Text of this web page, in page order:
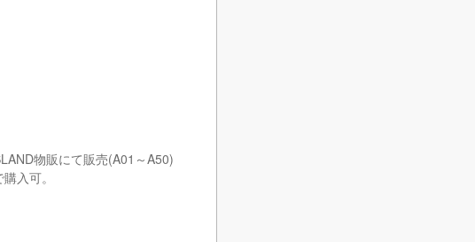
物販にて販売(A01～A50)
入可。